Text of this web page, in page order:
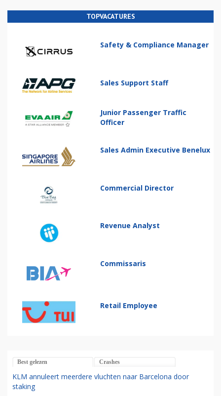
TOPVACATURES
Safety & Compliance Manager
Sales Support Staff
Junior Passenger Traffic
Officer
Sales Admin Executive Benelux
Commercial Director
Revenue Analyst
Commissaris
Retail Employee
Best gelezen Crashes
KLM annuleert meerdere vluchten naar Barcelona door
staking